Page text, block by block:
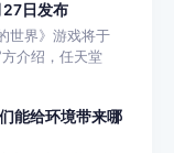
27日发布
世界》游戏将于
介绍，任天堂
能给环境带来哪